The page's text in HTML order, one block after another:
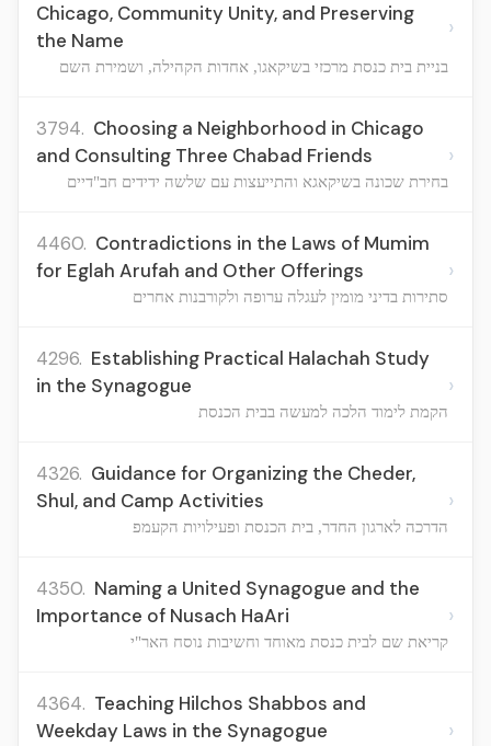
Chicago, Community Unity, and Preserving
the Name
בניית בית כנסת מרכזי בשיקאגו, אחדות הקהילה, ושמירת השם
›
3794. Choosing a Neighborhood in Chicago
and Consulting Three Chabad Friends
בחירת שכונה בשיקאגא והתייעצות עם שלשה ידידים חב"דיים
›
4460. Contradictions in the Laws of Mumim
for Eglah Arufah and Other Offerings
סתירות בדיני מומין לעגלה ערופה ולקורבנות אחרים
›
4296. Establishing Practical Halachah Study
in the Synagogue
הקמת לימוד הלכה למעשה בבית הכנסת
›
4326. Guidance for Organizing the Cheder,
Shul, and Camp Activities
הדרכה לארגון החדר, בית הכנסת ופעילויות הקעמפ
›
4350. Naming a United Synagogue and the
Importance of Nusach HaAri
קריאת שם לבית כנסת מאוחד וחשיבות נוסח האר"י
›
4364. Teaching Hilchos Shabbos and
Weekday Laws in the Synagogue
›